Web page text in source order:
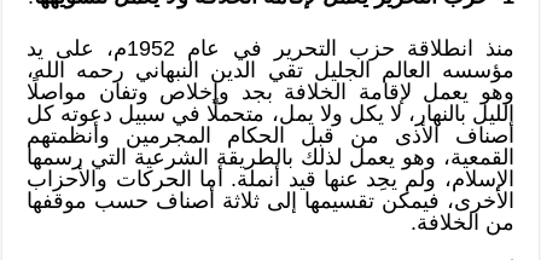
منذ انطلاقة حزب التحرير في عام 1952م، على يد
مؤسسه العالم الجليل تقي الدين النبهاني رحمه الله،
وهو يعمل لإقامة الخلافة بجد وإخلاص وتفان مواصلًا
الليل بالنهار، لا يكل ولا يمل، متحملًا في سبيل دعوته كل
أصناف الأذى من قبل الحكام المجرمين وأنظمتهم
القمعية، وهو يعمل لذلك بالطريقة الشرعية التي رسمها
الإسلام، ولم يحِد عنها قيد أنملة. أما الحركات والأحزاب
الأخرى، فيمكن تقسيمها إلى ثلاثة أصناف حسب موقفها
من الخلافة.